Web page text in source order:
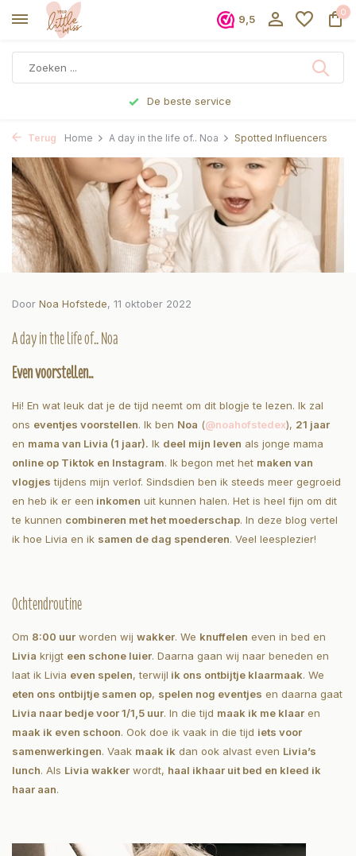
9,5
0
Voor 17 uur besteld, dezelfde dag verzonden
Terug Home A day in the life of.. Noa Spotted Influencers
Door Noa Hofstede, 11 oktober 2022
A day in the life of.. Noa
Even voorstellen..
Hi! En wat leuk dat je de tijd neemt om dit blogje te lezen. Ik zal
ons eventjes voorstellen. Ik ben Noa (@noahofstedex), 21 jaar
en mama van Livia (1 jaar). Ik deel mijn leven als jonge mama
online op Tiktok en Instagram. Ik begon met het maken van
vlogjes tijdens mijn verlof. Sindsdien ben ik steeds meer gegroeid
en heb ik er een inkomen uit kunnen halen. Het is heel fijn om dit
te kunnen combineren met het moederschap. In deze blog vertel
ik hoe Livia en ik samen de dag spenderen. Veel leesplezier!
Ochtendroutine
Om 8:00 uur worden wij wakker. We knuffelen even in bed en
Livia krijgt een schone luier. Daarna gaan wij naar beneden en
laat ik Livia even spelen, terwijl ik ons ontbijtje klaarmaak. We
eten ons ontbijtje samen op, spelen nog eventjes en daarna gaat
Livia naar bedje voor 1/1,5 uur. In die tijd maak ik me klaar en
maak ik even schoon. Ook doe ik vaak in die tijd iets voor
samenwerkingen. Vaak maak ik dan ook alvast even Livia’s
lunch. Als Livia wakker wordt, haal ikhaar uit bed en kleed ik
haar aan.